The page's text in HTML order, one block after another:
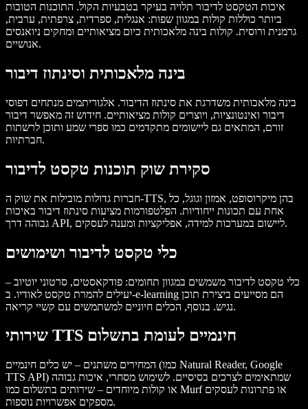
איכות הטקסט לדיבור תלויה בעיקר בטבעיות הקול. התוכנות הטובות
ביותר כוללות קולות במגוון שפות: אנגלית, ספרדית, צרפתית, ערבית,
גרמנית ורוסית. קולות בינה מלאכותית כיום מציאותיים ומחקים ניואנסים
אנושיים.
בינה מלאכותית וסינתוז דיבור
בינה מלאכותית משדרגת את סינתוז הדיבור. אלגוריתמים מנתחים דפוסי
דיבור ואינטונציות, ויוצרים קולות מציאותיים. חידוש זה מאפשר דיבור
זורם, המתאים גם ליישומים מתקדמים כמו ספרי שמע ותוכן לרשתות
חברתיות.
סקירת שוק תוכנות טקסט לדיבור
חברות גדולות מובילות את שוק ה-TTS, בהן מיקרוסופט, אמזון וגוגל, כל
אחת עם תכונות ייחודיות. הפלטפורמות מציעות סינתוז דיבור באיכות
גבוהה דרך API, ליישום במערכות למידה, אפליקציות ומענה לעסקים.
כלי טקסט לדיבור ושימושים
כלי טקסט לדיבור משמשים במגוון תחומים: פודקאסטים, סרטוני יוטיוב –
יעילים להמרת טקסט לאודיו. ב-e-learning הם מסייעים ביצירת תוכן
נגיש. בנוסף, הכלים חיוניים למשתמשים עם קשיי קריאה.
שירותי TTS חינמיים לעומת בתשלום
המחירים משתנים – יש כלים חינמיים (כמו Natural Reader, Google
TTS API) שמתאימים לצרכים בסיסיים. לשימוש מסחרי, איכות גבוהה
או קולות מיוחדים – שירותים בתשלום כמו Murf או פתרונות לעסקים
מספקים אפשרויות נוספות.